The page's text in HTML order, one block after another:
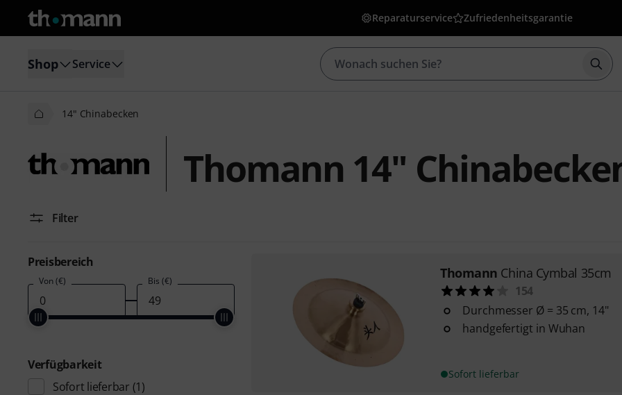
Reparaturservice Zufriedenheitsgarantie
Shop Service
14" Chinabecken
Thomann 14"
Filter
Preisbereich
Von (€) Bis (€)
Verfügbarkeit
Sofort lieferbar (1)
Thomann China Cymbal 35cm
154
Durchmesser Ø = 35 cm, 14"
handgefertigt in Wuhan
Sofort lieferbar